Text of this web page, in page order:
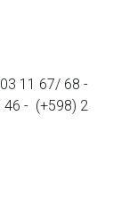
11 67/ 68 -
46 - (+598) 2